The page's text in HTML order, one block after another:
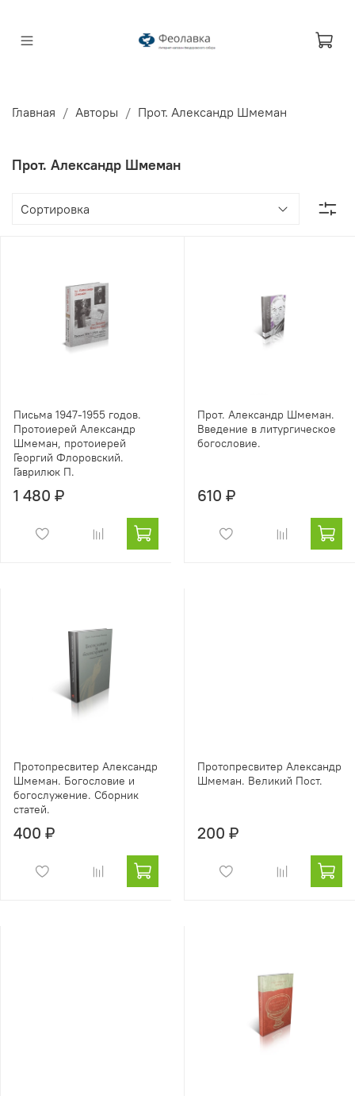
Главная Авторы Прот. Александр Шмеман
Прот. Александр Шмеман
Письма 1947-1955 годов.
Протоиерей Александр
Шмеман, протоиерей
Георгий Флоровский.
Гаврилюк П.
1 480 ₽
Прот. Александр Шмеман.
Введение в литургическое
богословие.
610 ₽
Протопресвитер Александр
Шмеман. Богословие и
богослужение. Сборник
статей.
400 ₽
Протопресвитер Александр
Шмеман. Великий Пост.
200 ₽